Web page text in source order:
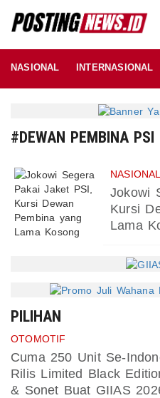
NASIONAL INTERNASIONAL
#DEWAN PEMBINA PSI
NASIONAL
Jokowi
Kursi
Lama
PILIHAN
OTOMOTIF
Cuma 250 Unit Se-
Rilis Limited Black
& Sonet Buat GIIAS